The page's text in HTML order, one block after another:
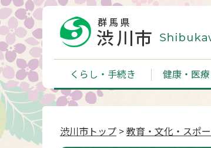
くらし・手続き 健康・医
渋川市トップ >教育・文化・スポ